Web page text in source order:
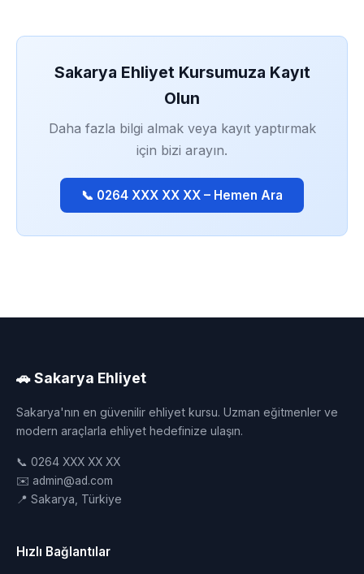
Sakarya Ehliyet Kursumuza Kayıt
Olun
Daha fazla bilgi almak veya kayıt yaptırmak
için bizi arayın.
📞 0264 XXX XX XX – Hemen Ara
🚗 Sakarya Ehliyet
Sakarya'nın en güvenilir ehliyet kursu. Uzman eğitmenler ve
modern araçlarla ehliyet hedefinize ulaşın.
📞 0264 XXX XX XX
✉️ admin@ad.com
📍 Sakarya, Türkiye
Hızlı Bağlantılar